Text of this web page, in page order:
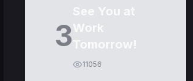
3
See You at
Work
Tomorrow!
11056